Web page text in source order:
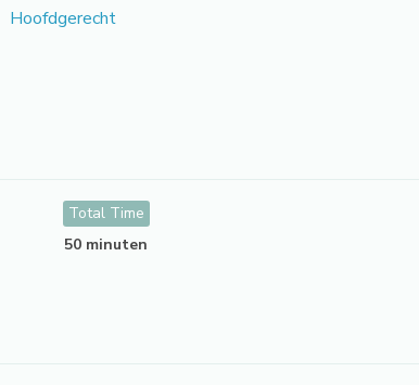
Hoofdgerecht
Total Time
50 minuten